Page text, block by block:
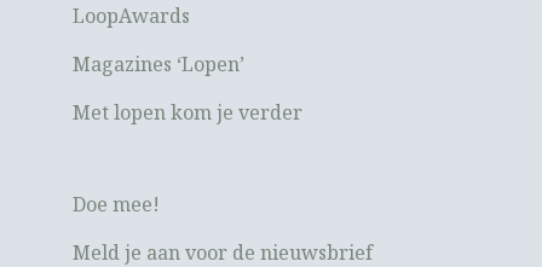
LoopAwards
Magazines ‘Lopen’
Met lopen kom je verder
Doe mee!
Meld je aan voor de nieuwsbrief